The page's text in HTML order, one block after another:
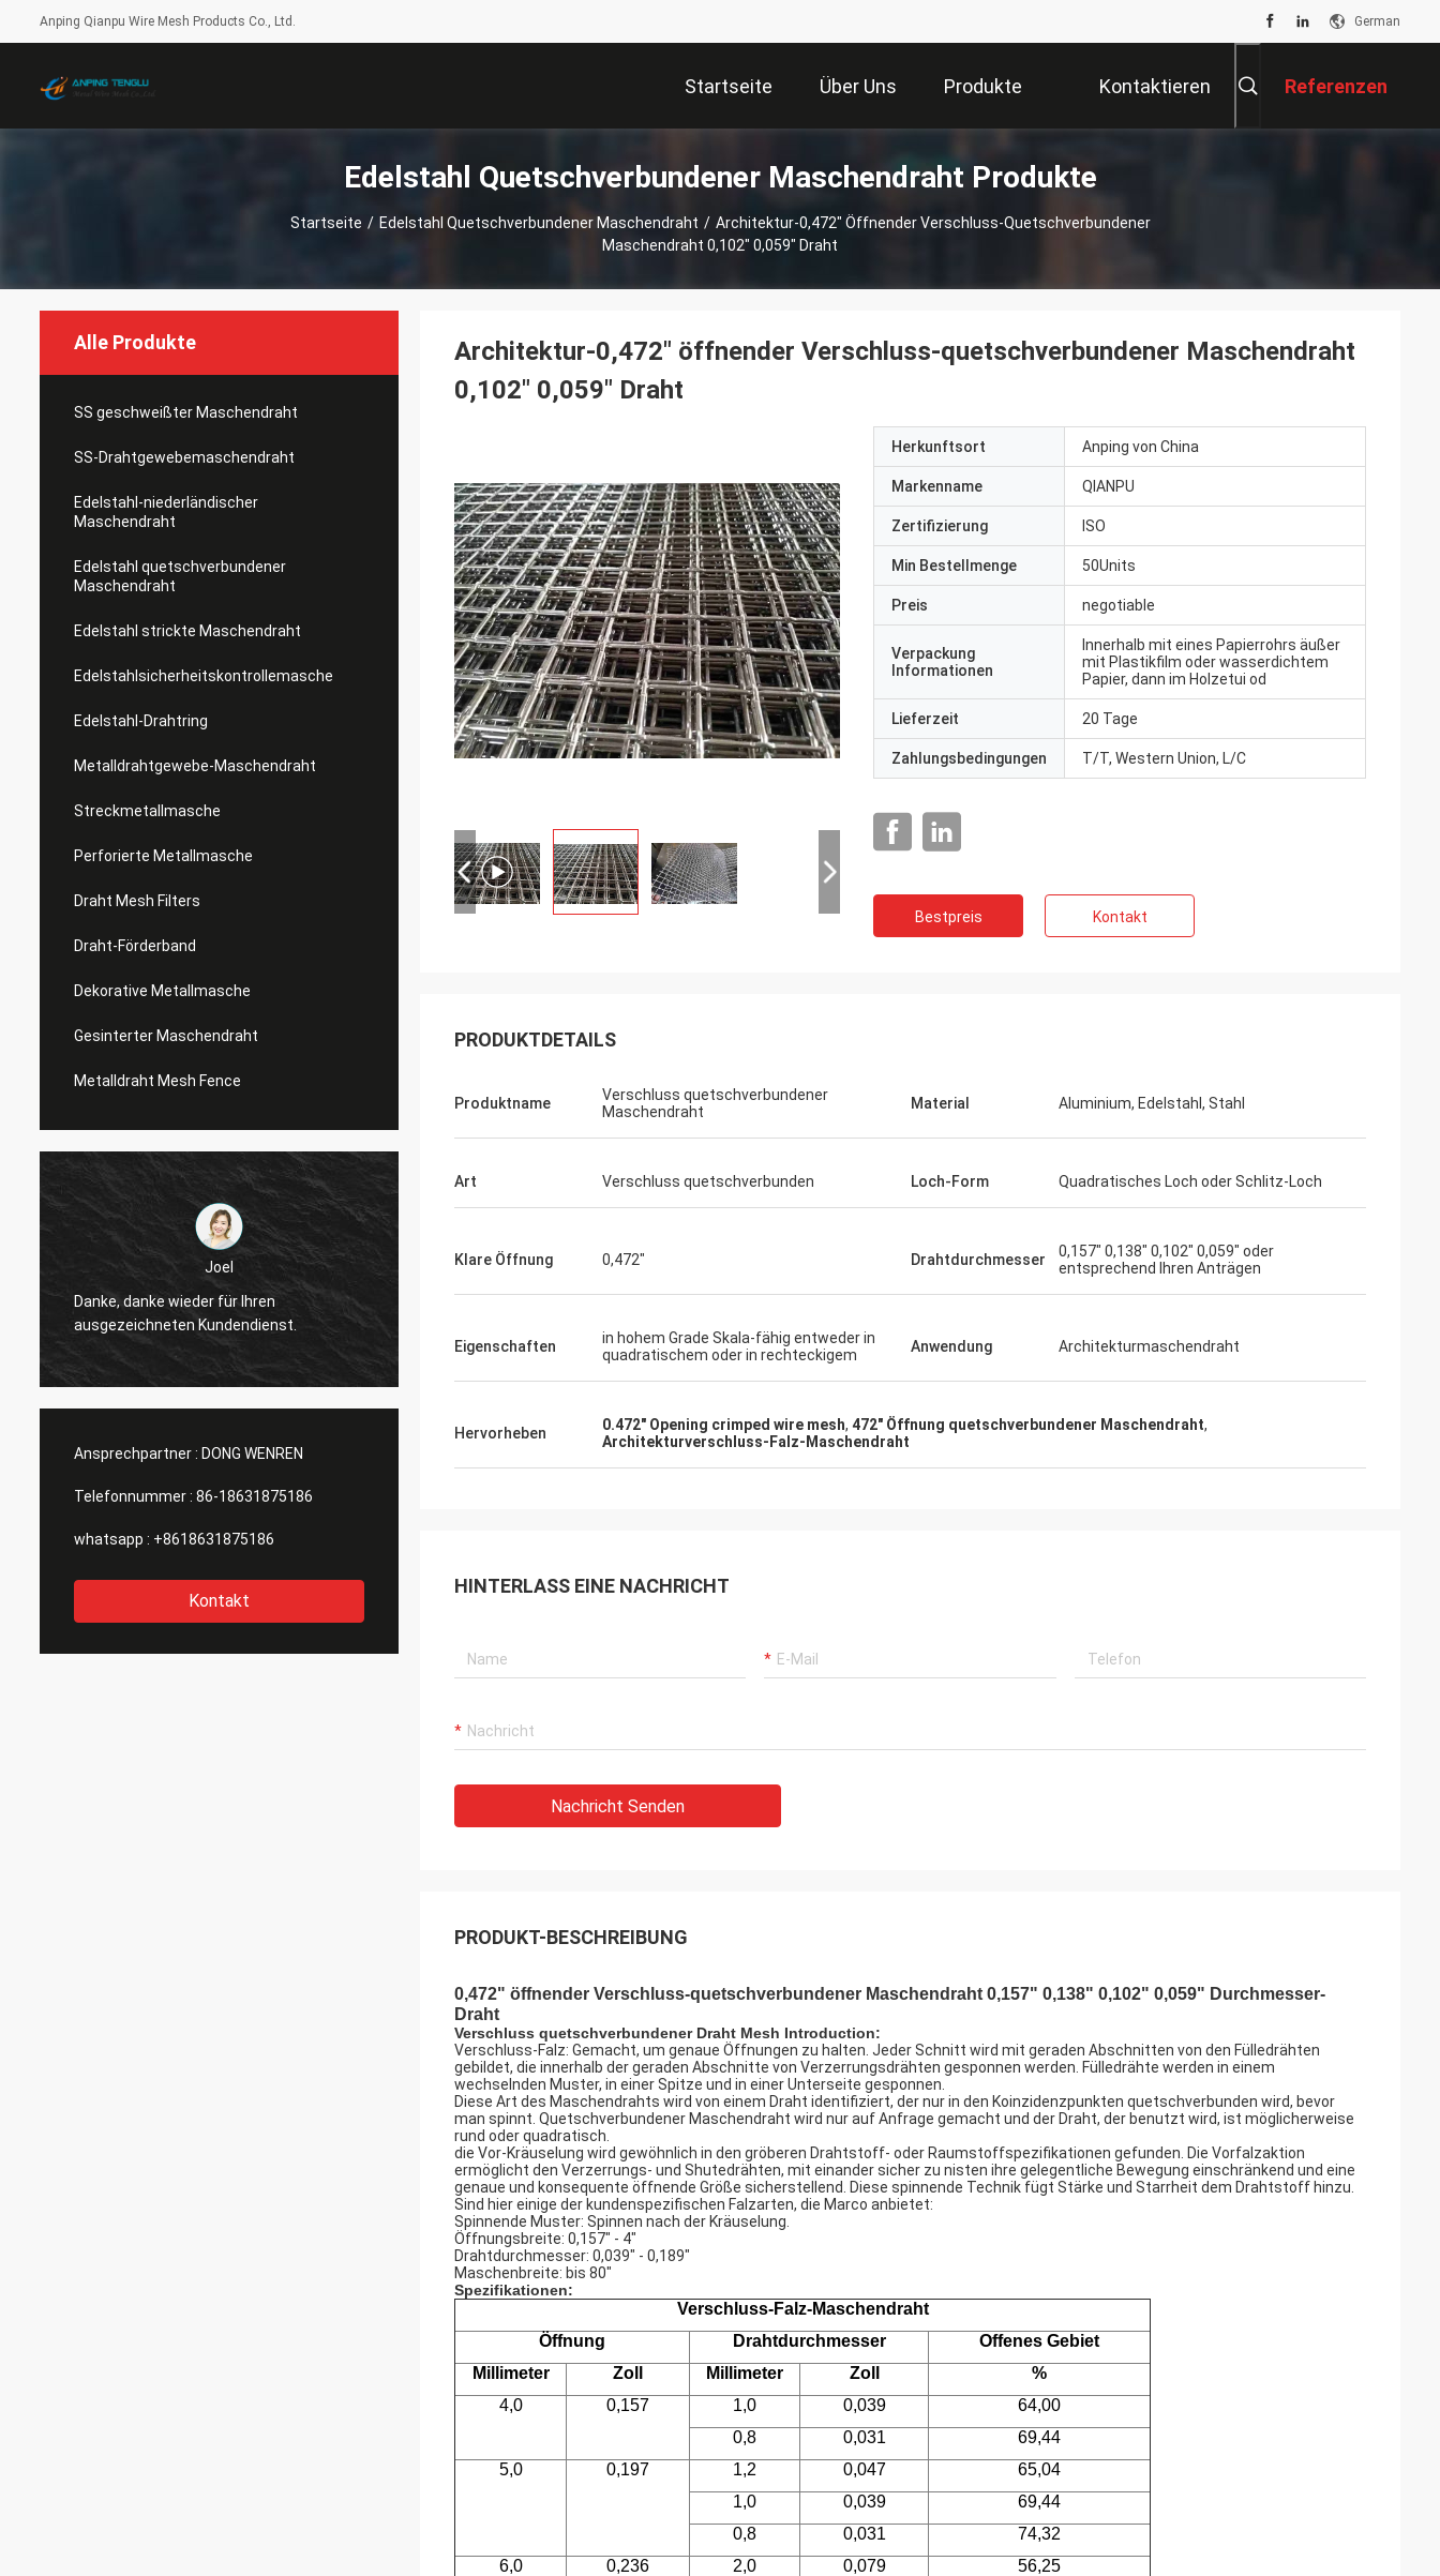
Anping Qianpu Wire Mesh Products Co., Ltd. German
Startseite Über Uns Produkte Kontaktieren Referenzen
Edelstahl Quetschverbundener Maschendraht Produkte
Startseite / Edelstahl Quetschverbundener Maschendraht / Architektur-0,472" Öffnender Verschluss-Quetschverbundener
Maschendraht 0,102" 0,059" Draht
Alle Produkte
SS geschweißter Maschendraht
SS-Drahtgewebemaschendraht
Edelstahl-niederländischer
Maschendraht
Edelstahl quetschverbundener
Maschendraht
Edelstahl strickte Maschendraht
Edelstahlsicherheitskontrollemasche
Edelstahl-Drahtring
Metalldrahtgewebe-Maschendraht
Streckmetallmasche
Perforierte Metallmasche
Draht Mesh Filters
Draht-Förderband
Dekorative Metallmasche
Gesinterter Maschendraht
Metalldraht Mesh Fence
Joel
Danke, danke wieder für Ihren
ausgezeichneten Kundendienst.
Danke, danke wieder für Ihren
Ansprechpartner : DONG WENREN
Telefonnummer : 86-18631875186
whatsapp : +8618631875186
Kontakt
Architektur-0,472" öffnender Verschluss-quetschverbundener Maschendraht
0,102" 0,059" Draht
Herkunftsort Anping von China
Markenname QIANPU
Zertifizierung ISO
Min Bestellmenge 50Units
Preis negotiable
Verpackung
Informationen
Innerhalb mit eines Papierrohrs äußer
mit Plastikfilm oder wasserdichtem
Papier, dann im Holzetui od
Lieferzeit 20 Tage
Zahlungsbedingungen T/T, Western Union, L/C
Bestpreis Kontakt
PRODUKTDETAILS
Produktname
Verschluss quetschverbundener
Maschendraht
Material Aluminium, Edelstahl, Stahl
Art Verschluss quetschverbunden Loch-Form Quadratisches Loch oder Schlitz-Loch
Klare Öffnung 0,472" Drahtdurchmesser
0,157" 0,138" 0,102" 0,059" oder
entsprechend Ihren Anträgen
Eigenschaften
in hohem Grade Skala-fähig entweder in
quadratischem oder in rechteckigem
Anwendung Architekturmaschendraht
Hervorheben 0.472" Opening crimped wire mesh, 472" Öffnung quetschverbundener Maschendraht,
Architekturverschluss-Falz-Maschendraht
HINTERLASS EINE NACHRICHT
Nachricht Senden
PRODUKT-BESCHREIBUNG
0,472" öffnender Verschluss-quetschverbundener Maschendraht 0,157" 0,138" 0,102" 0,059" Durchmesser-
Draht
Verschluss quetschverbundener Draht Mesh Introduction:
Verschluss-Falz: Gemacht, um genaue Öffnungen zu halten. Jeder Schnitt wird mit geraden Abschnitten von den Fülledrähten
gebildet, die innerhalb der geraden Abschnitte von Verzerrungsdrähten gesponnen werden. Fülledrähte werden in einem
wechselnden Muster, in einer Spitze und in einer Unterseite gesponnen.
Diese Art des Maschendrahts wird von einem Draht identifiziert, der nur in den Koinzidenzpunkten quetschverbunden wird, bevor
man spinnt. Quetschverbundener Maschendraht wird nur auf Anfrage gemacht und der Draht, der benutzt wird, ist möglicherweise
rund oder quadratisch.
die Vor-Kräuselung wird gewöhnlich in den gröberen Drahtstoff- oder Raumstoffspezifikationen gefunden. Die Vorfalzaktion
ermöglicht den Verzerrungs- und Shutedrähten, mit einander sicher zu nisten ihre gelegentliche Bewegung einschränkend und eine
genaue und konsequente öffnende Größe sicherstellend. Diese spinnende Technik fügt Stärke und Starrheit dem Drahtstoff hinzu.
Sind hier einige der kundenspezifischen Falzarten, die Marco anbietet:
Spinnende Muster: Spinnen nach der Kräuselung.
Öffnungsbreite: 0,157" - 4"
Drahtdurchmesser: 0,039" - 0,189"
Maschenbreite: bis 80"
Spezifikationen:
Verschluss-Falz-Maschendraht
Öffnung
Drahtdurchmesser
Offenes Gebiet
Millimeter
Zoll Millimeter Zoll
%
4,0
0,157 1,0 0,039
64,00
0,8
0,031
69,44
5,0
0,197 1,2 0,047
65,04
1,0
0,039
69,44
0,8
0,031
74,32
6,0
0,236 2,0 0,079
56,25